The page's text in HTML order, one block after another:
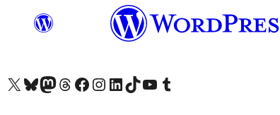
Visit our X (formerly Twitter) account
Visit our Bluesky account
Visit our Mastodon account
Visit our Threads account
Visit our Facebook page
Visit our Instagram account
Visit our LinkedIn account
Visit our TikTok account
Visit our YouTube channel
Visit our Tumblr account